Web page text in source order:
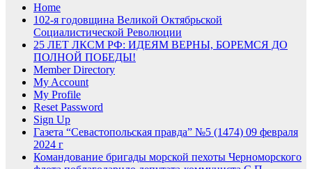
Home
102-я годовщина Великой Октябрьской
Социалистической Революции
25 ЛЕТ ЛКСМ РФ: ИДЕЯМ ВЕРНЫ, БОРЕМСЯ ДО
ПОЛНОЙ ПОБЕДЫ!
Member Directory
My Account
My Profile
Reset Password
Sign Up
Газета “Севастопольская правда” №5 (1474) 09 февраля
2024 г
Командование бригады морской пехоты Черноморского